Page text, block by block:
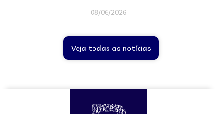
08/06/2026
Veja todas as notícias